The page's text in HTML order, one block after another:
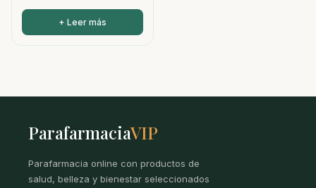
+ Leer más
ParafarmaciaVIP
Parafarmacia online con productos de
salud, belleza y bienestar seleccionados